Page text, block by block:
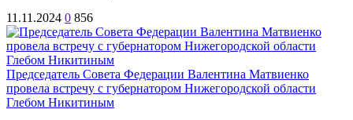
11.11.2024 0 856
Председатель Совета Федерации Валентина Матвиенко
провела встречу с губернатором Нижегородской области
Глебом Никитиным